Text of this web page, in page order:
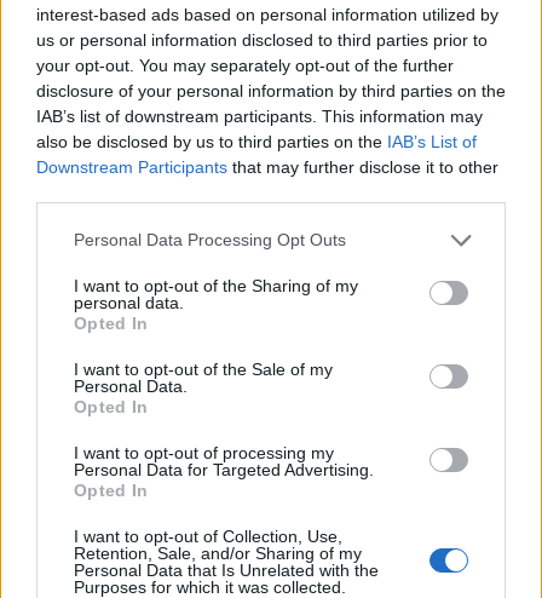
interest-based ads based on personal information utilized by
us or personal information disclosed to third parties prior to
your opt-out. You may separately opt-out of the further
disclosure of your personal information by third parties on the
IAB’s list of downstream participants. This information may
also be disclosed by us to third parties on the IAB’s List of
Downstream Participants that may further disclose it to other
Please note that this website/app uses one or more Google
not limited to your visit or usage behaviour. You may click to
grant or deny consent to Google and its third-party tags to
use your data for below specified purposes in below Google
consent section.
Personal Data Processing Opt Outs
I want to opt-out of the Sharing of my
personal data.
Opted In
I want to opt-out of the Sale of my
Personal Data.
Opted In
I want to opt-out of processing my
Personal Data for Targeted Advertising.
Opted In
I want to opt-out of Collection, Use,
Retention, Sale, and/or Sharing of my
Personal Data that Is Unrelated with the
Purposes for which it was collected.
Extra großes Format(6,144 x 4,096)
AVIF(495 KB)
WebP(1.4 MB)
JPEG(4.2 MB)
Bildbeschreibung
Das Bild zeigt eine sorgfältig inszenierte Szene:
Eine großzügig gefüllte Schüssel mit frisch
gekochtem Naturreis steht im Zentrum eines
rustikalen Holztisches. Der Reis wirkt locker und
leicht glänzend, die einzelnen Körner sind deutlich
erkennbar – ein Zeichen dafür, dass er perfekt
gedämpft wurde. Die Schüssel aus dunkler Keramik